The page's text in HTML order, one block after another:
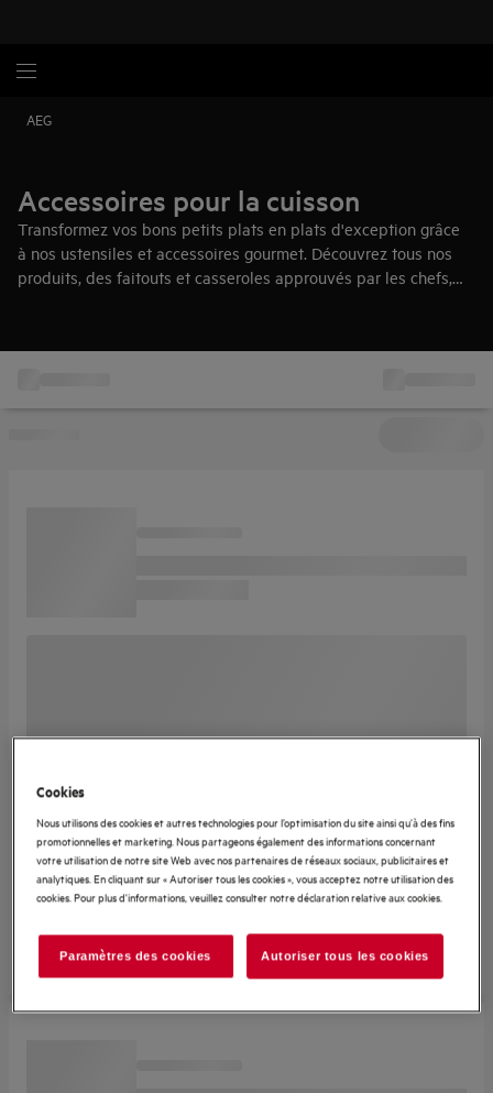
AEG
Accessoires pour la cuisson
Transformez vos bons petits plats en plats d'exception grâce
à nos ustensiles et accessoires gourmet. Découvrez tous nos
produits, des faitouts et casseroles approuvés par les chefs,
Cookies
Nous utilisons des cookies et autres technologies pour l’optimisation du site ainsi qu’à des fins
promotionnelles et marketing. Nous partageons également des informations concernant
votre utilisation de notre site Web avec nos partenaires de réseaux sociaux, publicitaires et
analytiques. En cliquant sur « Autoriser tous les cookies », vous acceptez notre utilisation des
cookies. Pour plus d'informations, veuillez consulter notre déclaration relative aux cookies.
Paramètres des cookies Autoriser tous les cookies